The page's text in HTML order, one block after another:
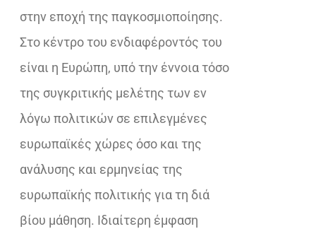
στην εποχή της παγκοσμιοποίησης.
Στο κέντρο του ενδιαφέροντός του
είναι η Ευρώπη, υπό την έννοια τόσο
της συγκριτικής μελέτης των εν
λόγω πολιτικών σε επιλεγμένες
ευρωπαϊκές χώρες όσο και της
ανάλυσης και ερμηνείας της
ευρωπαϊκής πολιτικής για τη διά
βίου μάθηση. Ιδιαίτερη έμφαση